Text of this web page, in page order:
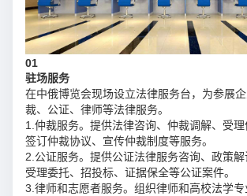
01
驻场服务
在中俄博览会现场设立法律服务台，为参展
裁、公证、律师等法律服务。
1.仲裁服务。提供法律咨询、仲裁调解、受
签订仲裁协议、宣传仲裁制度等服务。
2.公证服务。提供公证法律服务咨询、政策解
受理委托、招投标、证据保全等公证案件。
3.律师和志愿者服务。组织律师和高校法学